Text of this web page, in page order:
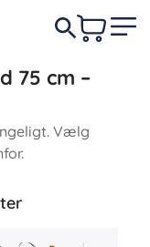
75 cm –
Vælg